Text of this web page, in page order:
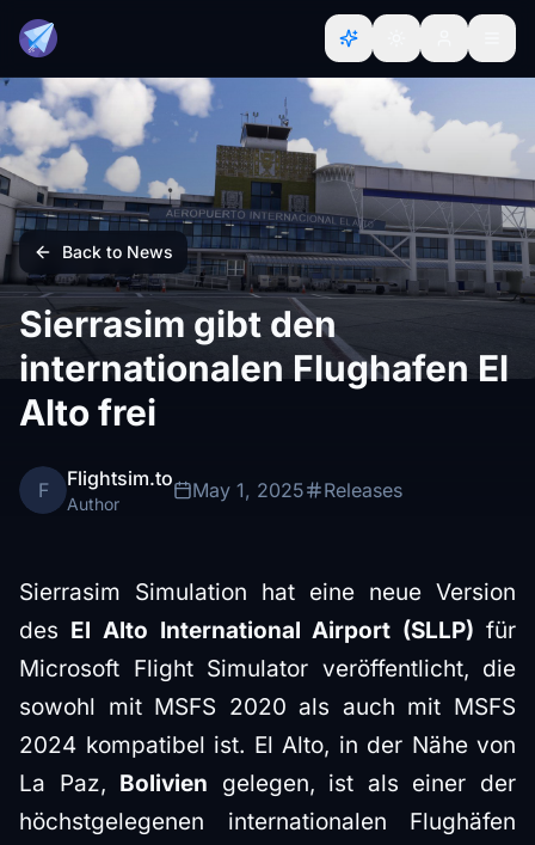
Back to News
Sierrasim gibt den
internationalen Flughafen El
Alto frei
F Flightsim.to
Author
May 1, 2025 Releases
Sierrasim Simulation hat eine neue Version
des El Alto International Airport (SLLP) für
Microsoft Flight Simulator veröffentlicht, die
sowohl mit MSFS 2020 als auch mit MSFS
2024 kompatibel ist. El Alto, in der Nähe von
La Paz, Bolivien gelegen, ist als einer der
höchstgelegenen internationalen Flughäfen